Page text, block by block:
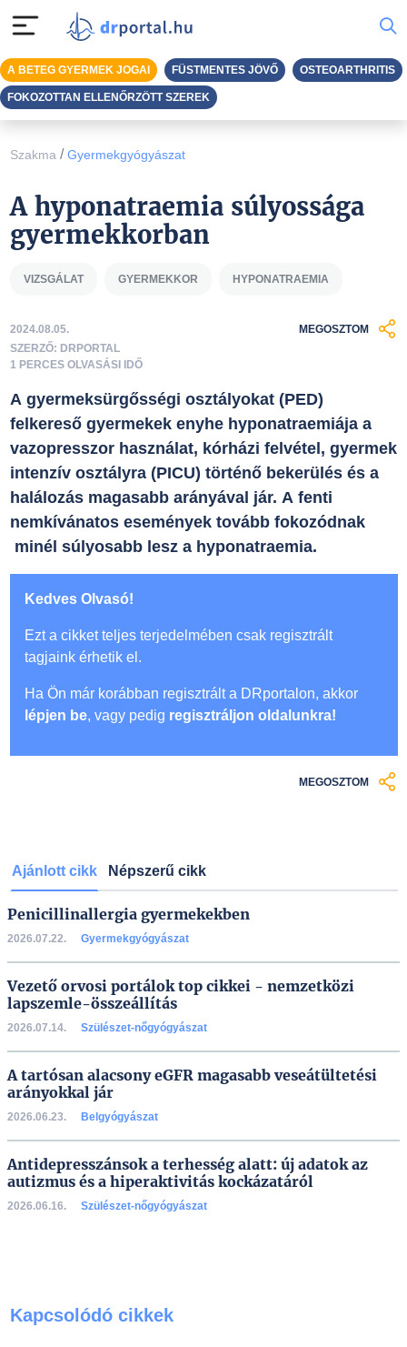
Szakma / Gyermekgyógyászat
A hyponatraemia súlyossága
gyermekkorban
VIZSGÁLAT GYERMEKKOR HYPONATRAEMIA
2024.08.05.
SZERZŐ: DRPORTAL
1 PERCES OLVASÁSI IDŐ
MEGOSZTOM
A gyermeksürgősségi osztályokat (PED)
felkereső gyermekek enyhe hyponatraemiája a
vazopresszor használat, kórházi felvétel, gyermek
intenzív osztályra (PICU) történő bekerülés és a
halálozás magasabb arányával jár. A fenti
nemkívánatos események tovább fokozódnak
minél súlyosabb lesz a hyponatraemia.
Kedves Olvasó!
Ezt a cikket teljes terjedelmében csak regisztrált
tagjaink érhetik el.
Ha Ön már korábban regisztrált a DRportalon, akkor
lépjen be, vagy pedig regisztráljon oldalunkra!
MEGOSZTOM
Ajánlott cikk Népszerű cikk
Penicillinallergia gyermekekben
2026.07.22. Gyermekgyógyászat
Vezető orvosi portálok top cikkei - nemzetközi
lapszemle-összeállítás
2026.07.14. Szülészet-nőgyógyászat
A tartósan alacsony eGFR magasabb veseátültetési
arányokkal jár
2026.06.23. Belgyógyászat
Antidepresszánsok a terhesség alatt: új adatok az
autizmus és a hiperaktivitás kockázatáról
2026.06.16. Szülészet-nőgyógyászat
Kapcsolódó cikkek
A BETEG GYERMEK JOGAI FÜSTMENTES JÖVŐ OSTEOARTHRITIS
FOKOZOTTAN ELLENŐRZÖTT SZEREK